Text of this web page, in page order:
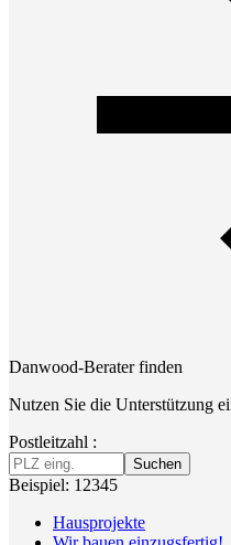
Danwood-Berater finden
Nutzen Sie die Unterstützung
Postleitzahl :
Suchen
Beispiel: 12345
Hausprojekte